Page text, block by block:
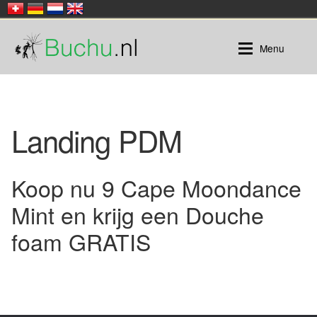
Ga
door
naar
Ga
naar
de
Menu
Buchu |
Losse thee
Rooibos |
Honeybush
Landing PDM
Koop nu 9 Cape Moondance
Mint en krijg een Douche
foam GRATIS